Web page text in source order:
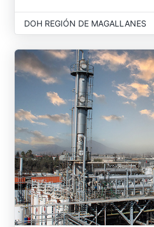
DOH REGIÓN DE MAGALLANES